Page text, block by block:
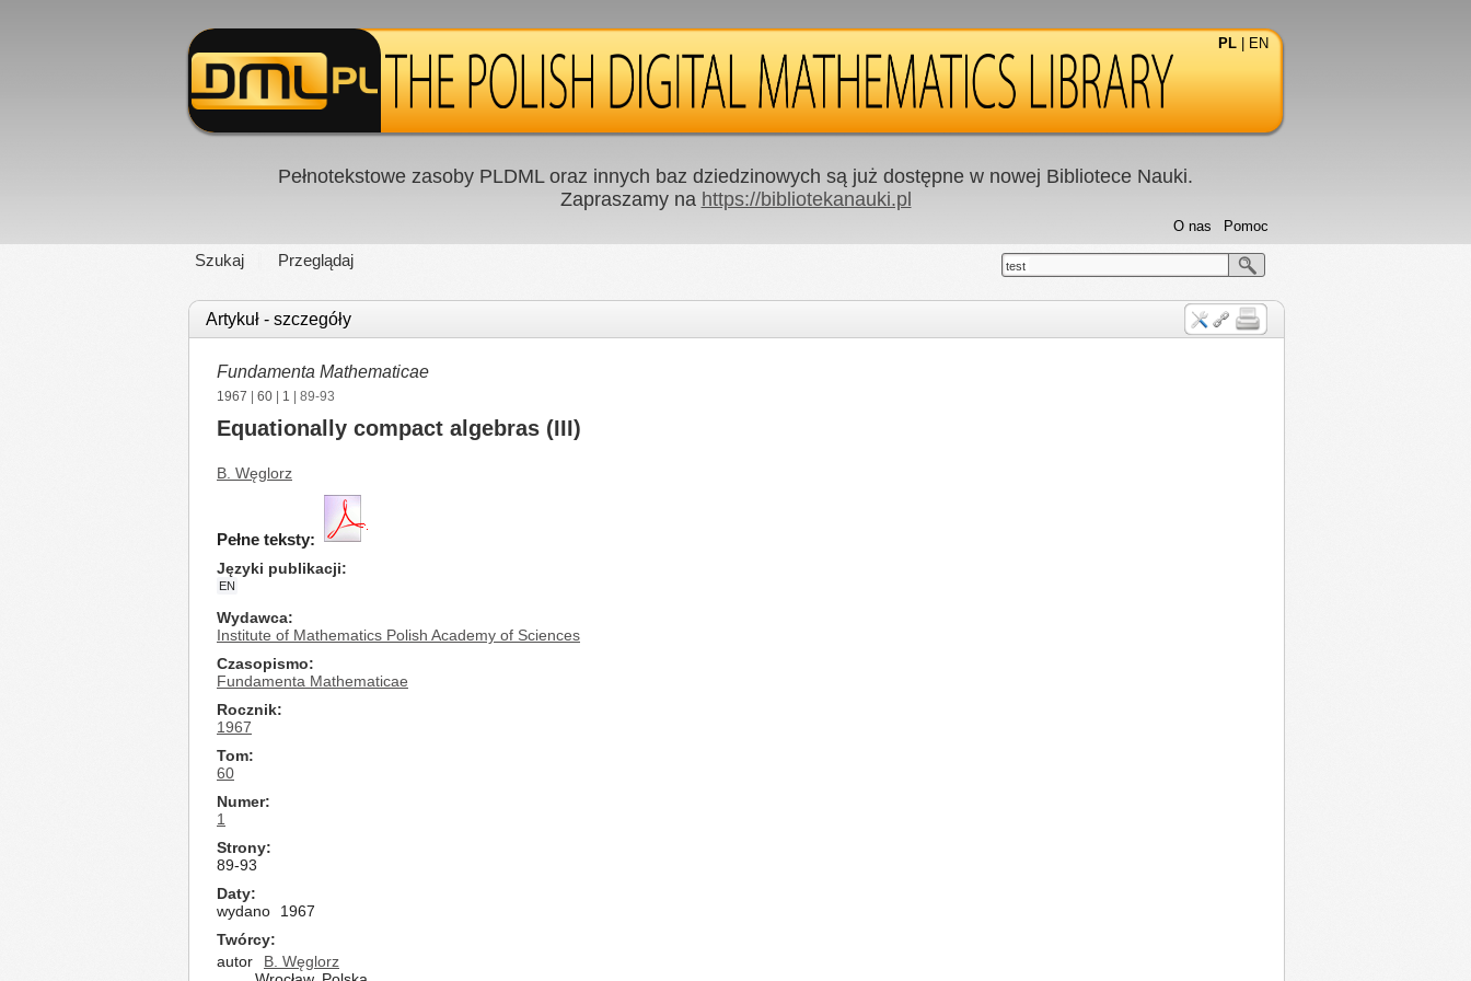
PL EN
Pełnotekstowe zasoby PLDML oraz innych baz dziedzinowych są już dostępne w nowej Bibliotece Nauki.
Zapraszamy na https://bibliotekanauki.pl
Szukaj Przeglądaj
Pomoc
O nas
test
Artykuł - szczegóły
Fundamenta Mathematicae
1967 60 1 | 89-93
Equationally compact algebras (III)
B. Węglorz
Pełne teksty:
Języki publikacji
EN
Wydawca
Institute of Mathematics Polish Academy of Sciences
Czasopismo
Fundamenta Mathematicae
Rocznik
1967
Tom
60
Numer
1
Strony
89-93
Daty
wydano
1967
Twórcy
autor
B. Węglorz